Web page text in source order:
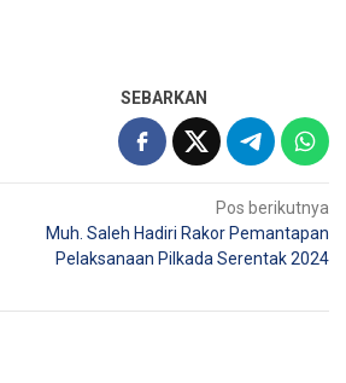
SEBARKAN
Pos berikutnya
Muh. Saleh Hadiri Rakor Pemantapan
Pelaksanaan Pilkada Serentak 2024